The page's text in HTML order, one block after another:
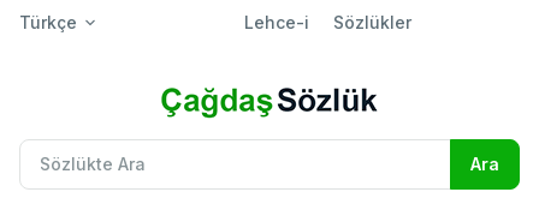
Türkçe Lehce-i Sözlükler